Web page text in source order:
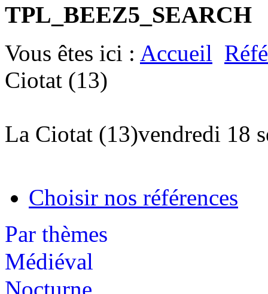
TPL_BEEZ5_SEARCH
Vous êtes ici : Accueil
Ciotat (13)
La Ciotat (13)vendredi 18
Choisir nos références
Par thèmes
Médiéval